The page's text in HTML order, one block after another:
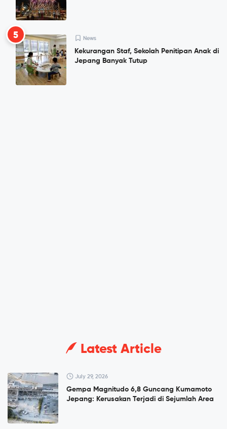
5 News
Kekurangan Staf, Sekolah Penitipan Anak di
Jepang Banyak Tutup
Latest Article
July 29, 2026
Gempa Magnitudo 6,8 Guncang Kumamoto
Jepang: Kerusakan Terjadi di Sejumlah Area